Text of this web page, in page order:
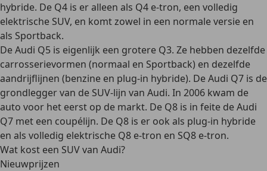
hybride. De Q4 is er alleen als Q4 e-tron, een volledig
elektrische SUV, en komt zowel in een normale versie en
als Sportback.
De Audi Q5 is eigenlijk een grotere Q3. Ze hebben dezelfde
carrosserievormen (normaal en Sportback) en dezelfde
aandrijflijnen (benzine en plug-in hybride). De Audi Q7 is de
grondlegger van de SUV-lijn van Audi. In 2006 kwam de
auto voor het eerst op de markt. De Q8 is in feite de Audi
Q7 met een coupélijn. De Q8 is er ook als plug-in hybride
en als volledig elektrische Q8 e-tron en SQ8 e-tron.
Wat kost een SUV van Audi?
Nieuwprijzen